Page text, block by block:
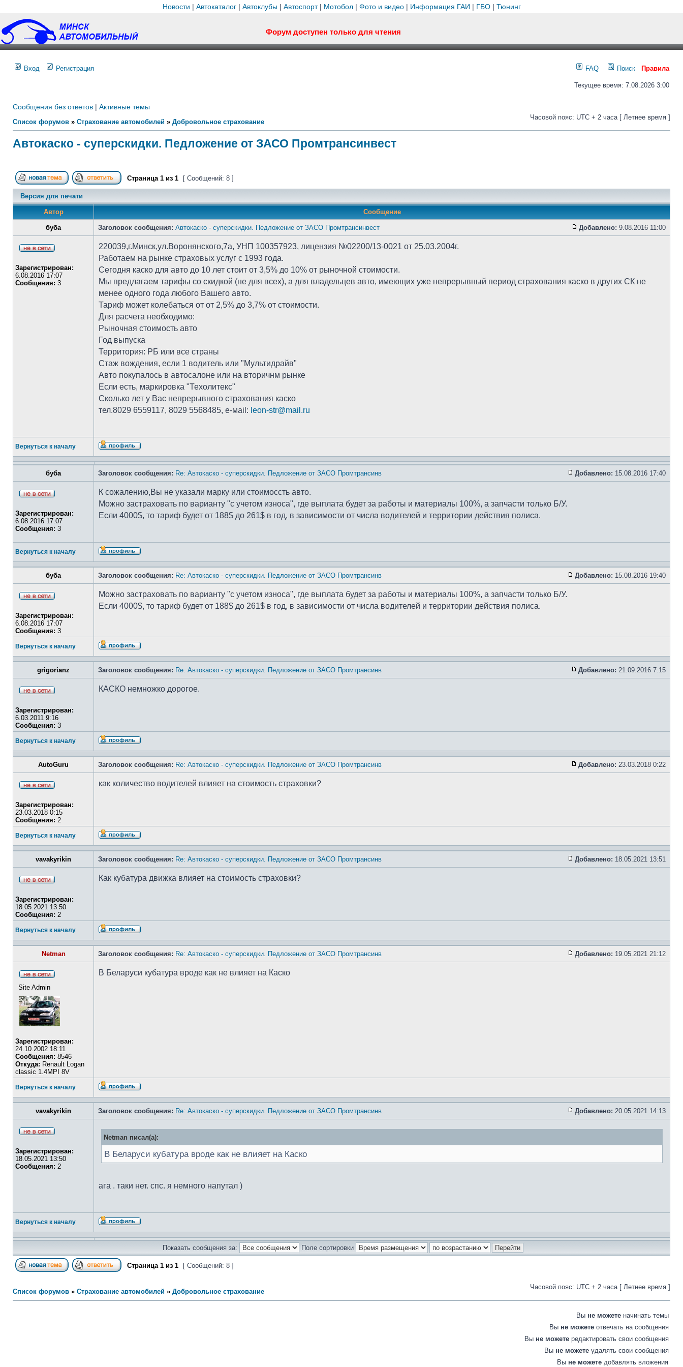
Новости | Автокаталог| Автоклубы| Автоспорт| Мотобол| Фото и видео| Информация ГАИ | ГБО| Тюнинг
Форум доступен только для чтения
Вход Регистрация FAQ Поиск Правила
Текущее время: 7.08.2026 3:00
Сообщения без ответов | Активные темы
Список форумов » Страхование автомобилей » Добровольное страхование
Часовой пояс: UTC + 2 часа [ Летнее время ]
Автокаско - суперскидки. Педложение от ЗАСО Промтрансинвест
Страница 1 из 1 [ Сообщений: 8 ]
Версия для печати
Автор Сообщение
буба Заголовок сообщения: Автокаско - суперскидки. Педложение от ЗАСО Промтрансинвест Добавлено: 9.08.2016 11:00
Зарегистрирован:
6.08.2016 17:07
Сообщения: 3
220039,г.Минск,ул.Воронянского,7а, УНП 100357923, лицензия №02200/13-0021 от 25.03.2004г.
Работаем на рынке страховых услуг с 1993 года.
Сегодня каско для авто до 10 лет стоит от 3,5% до 10% от рыночной стоимости.
Мы предлагаем тарифы со скидкой (не для всех), а для владельцев авто, имеющих уже непрерывный период страхования каско в других СК не
менее одного года любого Вашего авто.
Тариф может колебаться от от 2,5% до 3,7% от стоимости.
Для расчета необходимо:
Рыночная стоимость авто
Год выпуска
Территория: РБ или все страны
Стаж вождения, если 1 водитель или "Мультидрайв"
Авто покупалось в автосалоне или на вторичнм рынке
Если есть, маркировка "Техолитекс"
Сколько лет у Вас непрерывного страхования каско
тел.8029 6559117, 8029 5568485, е-мail: leon-str@mail.ru
Вернуться к началу
буба Заголовок сообщения: Re: Автокаско - суперскидки. Педложение от ЗАСО Промтрансинв Добавлено: 15.08.2016 17:40
Зарегистрирован:
6.08.2016 17:07
Сообщения: 3
К сожалению,Вы не указали марку или стоимоссть авто.
Можно застраховать по варианту "с учетом износа", где выплата будет за работы и материалы 100%, а запчасти только Б/У.
Если 4000$, то тариф будет от 188$ до 261$ в год, в зависимости от числа водителей и территории действия полиса.
Вернуться к началу
буба Заголовок сообщения: Re: Автокаско - суперскидки. Педложение от ЗАСО Промтрансинв Добавлено: 15.08.2016 19:40
Зарегистрирован:
6.08.2016 17:07
Сообщения: 3
Можно застраховать по варианту "с учетом износа", где выплата будет за работы и материалы 100%, а запчасти только Б/У.
Если 4000$, то тариф будет от 188$ до 261$ в год, в зависимости от числа водителей и территории действия полиса.
Вернуться к началу
grigorianz Заголовок сообщения: Re: Автокаско - суперскидки. Педложение от ЗАСО Промтрансинв Добавлено: 21.09.2016 7:15
Зарегистрирован:
6.03.2011 9:16
Сообщения: 3
КАСКО немножко дорогое.
Вернуться к началу
AutoGuru Заголовок сообщения: Re: Автокаско - суперскидки. Педложение от ЗАСО Промтрансинв Добавлено: 23.03.2018 0:22
Зарегистрирован:
23.03.2018 0:15
Сообщения: 2
как количество водителей влияет на стоимость страховки?
Вернуться к началу
vavakyrikin Заголовок сообщения: Re: Автокаско - суперскидки. Педложение от ЗАСО Промтрансинв Добавлено: 18.05.2021 13:51
Зарегистрирован:
18.05.2021 13:50
Сообщения: 2
Как кубатура движка влияет на стоимость страховки?
Вернуться к началу
Netman Заголовок сообщения: Re: Автокаско - суперскидки. Педложение от ЗАСО Промтрансинв Добавлено: 19.05.2021 21:12
Site Admin
Зарегистрирован:
24.10.2002 18:11
Сообщения: 8546
Откуда: Renault Logan
classic 1.4MPI 8V
В Беларуси кубатура вроде как не влияет на Каско
Вернуться к началу
vavakyrikin Заголовок сообщения: Re: Автокаско - суперскидки. Педложение от ЗАСО Промтрансинв Добавлено: 20.05.2021 14:13
Зарегистрирован:
18.05.2021 13:50
Сообщения: 2
Netman писал(а):
В Беларуси кубатура вроде как не влияет на Каско
ага . таки нет. спс. я немного напутал )
Вернуться к началу
Показать сообщения за: Поле сортировки
Страница 1 из 1 [ Сообщений: 8 ]
Список форумов » Страхование автомобилей » Добровольное страхование
Часовой пояс: UTC + 2 часа [ Летнее время ]
Вы не можете начинать темы
Вы не можете отвечать на сообщения
Вы не можете редактировать свои сообщения
Вы не можете удалять свои сообщения
Вы не можете добавлять вложения